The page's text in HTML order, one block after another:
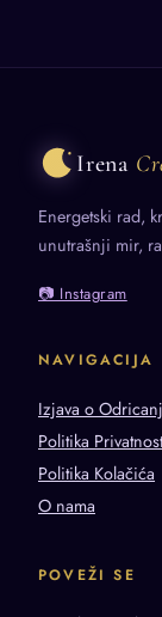
Irena
Energetski rad,
unutrašnji mir,
📷 Instagram
NAVIGACIJA
Izjava o
Politika
Politika Kolačića
O nama
POVEŽI SE